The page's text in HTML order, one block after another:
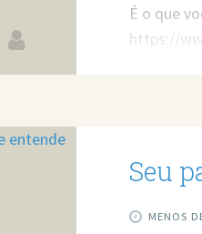
É o que
https://
Seu
MENOS